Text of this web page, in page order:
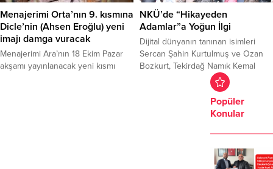
odaları, siyasi parti temsilcileri,
yerel yöneticiler, akademisyenler
ve hak savunucuları katıldı.
Tekirdağ’dan ise 29...
ve Tekirdağ Liman Başkanlığı
ekipleri tarafından çevre felaketine
neden olan...
Menajerimi Orta’nın 9. kısmına
Dicle’nin (Ahsen Eroğlu) yeni
imajı damga vuracak
Menajerimi Ara’nın 18 Ekim Pazar
akşamı yayınlanacak yeni kısmı
NKÜ’de “Hikayeden
Adamlar”a Yoğun İlgi ​
Dijital dünyanın tanınan isimleri
Sercan Şahin Kurtulmuş ve Ozan
Bozkurt, Tekirdağ Namık Kemal
Üniversitesi’nde öğrencilerle
buluştu. Üniversitenin ev
sahipliğinde düzenlenen söyleşiye
yüzlerce öğrenci katıldı. Salonun
koridorlardan takip etti. Kurumsal
İletişim Koordinatörlüğü, Sosyoloji
Popüler
Konular